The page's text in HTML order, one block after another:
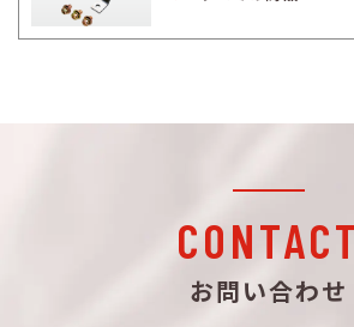
CONTACT
お問い合わせ